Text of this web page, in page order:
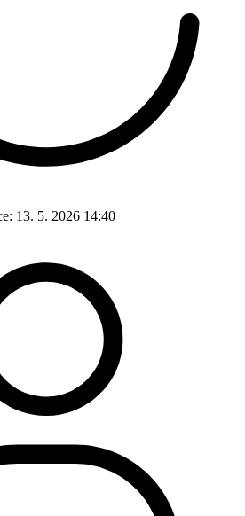
13. 5. 2026 14:40